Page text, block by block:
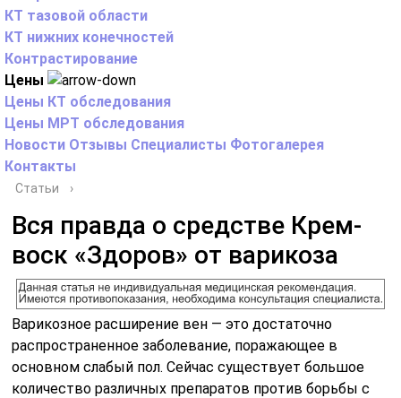
КТ тазовой области
КТ нижних конечностей
Контрастирование
Цены
Цены КТ обследования
Цены МРТ обследования
Новости Отзывы Специалисты Фотогалерея
Контакты
Статьи ›
Вся правда о средстве Крем-
воск «Здоров» от варикоза
Варикозное расширение вен — это достаточно
распространенное заболевание, поражающее в
основном слабый пол. Сейчас существует большое
количество различных препаратов против борьбы с